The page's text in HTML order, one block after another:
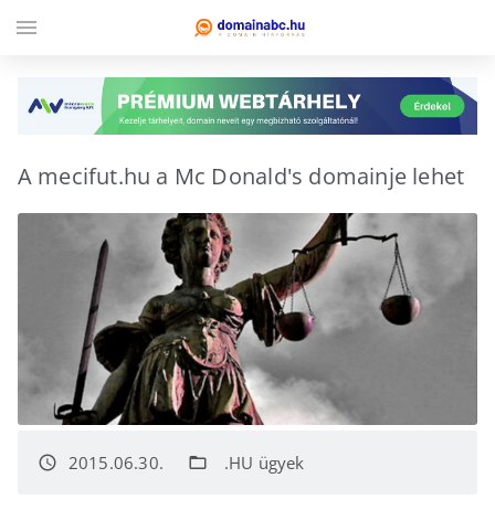
A mecifut.hu a Mc Donald's domainje lehet
access_time 2015.06.30. folder_open .HU ügyek
menu